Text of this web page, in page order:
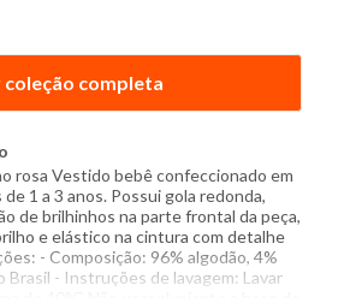
coleção completa
rosa Vestido bebê confeccionado em
1 a 3 anos. Possui gola redonda,
de brilhinhos na parte frontal da peça,
e elástico na cintura com detalhe
- Composição: 96% algodão, 4%
Brasil - Instruções de lavagem: Lavar
de 40°C Não usar alvejante a base de